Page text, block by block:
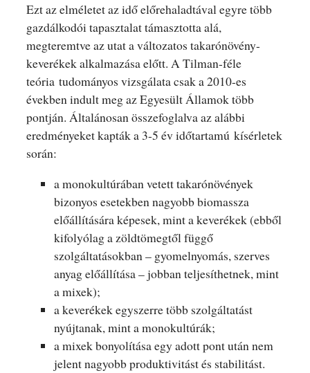
Ezt az elméletet az idő előrehaladtával egyre több
gazdálkodói tapasztalat támasztotta alá,
megteremtve az utat a változatos takarónövény-
keverékek alkalmazása előtt. A Tilman-féle
teória tudományos vizsgálata csak a 2010-es
években indult meg az Egyesült Államok több
pontján. Általánosan összefoglalva az alábbi
eredményeket kapták a 3-5 év időtartamú kísérletek
során:
a monokultúrában vetett takarónövények
bizonyos esetekben nagyobb biomassza
előállítására képesek, mint a keverékek (ebből
kifolyólag a zöldtömegtől függő
szolgáltatásokban – gyomelnyomás, szerves
anyag előállítása – jobban teljesíthetnek, mint
a mixek);
a keverékek egyszerre több szolgáltatást
nyújtanak, mint a monokultúrák;
a mixek bonyolítása egy adott pont után nem
jelent nagyobb produktivitást és stabilitást.